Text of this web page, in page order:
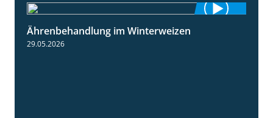
Ährenbehandlung im Winterweizen
29.05.2026